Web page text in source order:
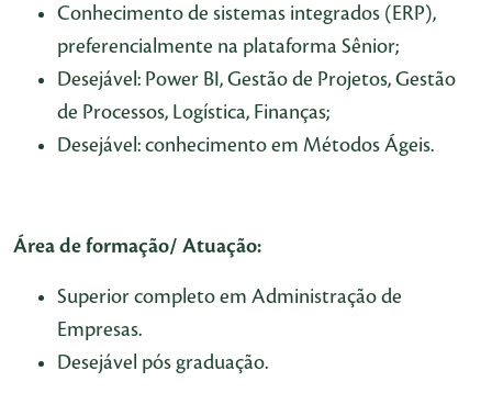
Conhecimento de sistemas integrados (ERP),
preferencialmente na plataforma Sênior;
Desejável: Power BI, Gestão de Projetos, Gestão
de Processos, Logística, Finanças;
Desejável: conhecimento em Métodos Ágeis.
Área de formação/ Atuação:
Superior completo em Administração de
Empresas.
Desejável pós graduação.